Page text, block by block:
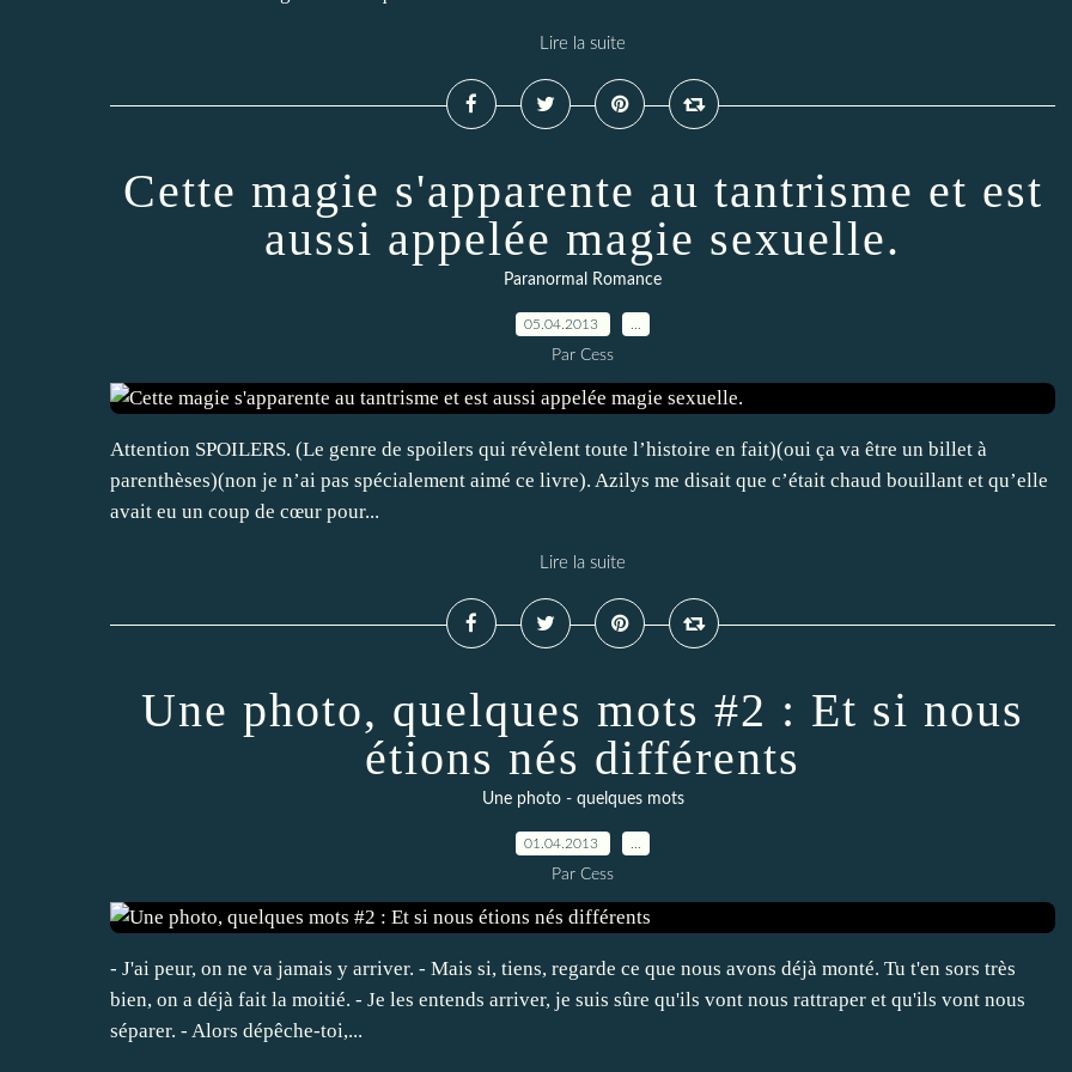
Lire la suite
Cette magie s'apparente au tantrisme et est
aussi appelée magie sexuelle.
Paranormal Romance
05.04.2013
Par Cess
Attention SPOILERS. (Le genre de spoilers qui révèlent toute l’histoire en fait)(oui ça va être un billet à
parenthèses)(non je n’ai pas spécialement aimé ce livre). Azilys me disait que c’était chaud bouillant et qu’elle
avait eu un coup de cœur pour...
Lire la suite
Une photo, quelques mots #2 : Et si nous
étions nés différents
Une photo - quelques mots
01.04.2013
Par Cess
- J'ai peur, on ne va jamais y arriver. - Mais si, tiens, regarde ce que nous avons déjà monté. Tu t'en sors très
bien, on a déjà fait la moitié. - Je les entends arriver, je suis sûre qu'ils vont nous rattraper et qu'ils vont nous
séparer. - Alors dépêche-toi,...